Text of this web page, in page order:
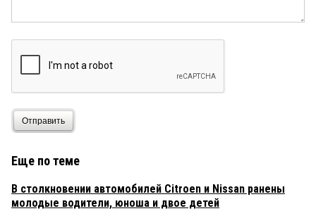
Отправить
Еще по теме
В столкновении автомобилей Citroen и Nissan ранены
молодые водители, юноша и двое детей